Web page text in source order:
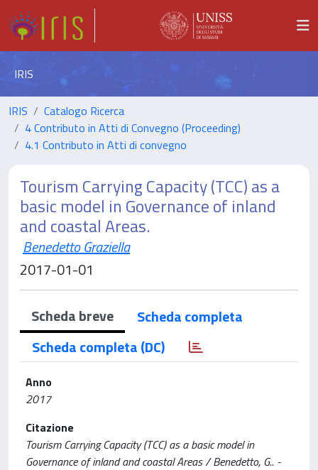
IRIS
IRIS
Catalogo Ricerca
4 Contributo in Atti di Convegno (Proceeding)
4.1 Contributo in Atti di convegno
Tourism Carrying Capacity (TCC) as a
basic model in Governance of inland
and coastal Areas.
Benedetto Graziella
2017-01-01
Scheda breve
Scheda completa
Scheda completa (DC)
Anno
2017
Citazione
Tourism Carrying Capacity (TCC) as a basic model in
Governance of inland and coastal Areas / Benedetto, G.. -